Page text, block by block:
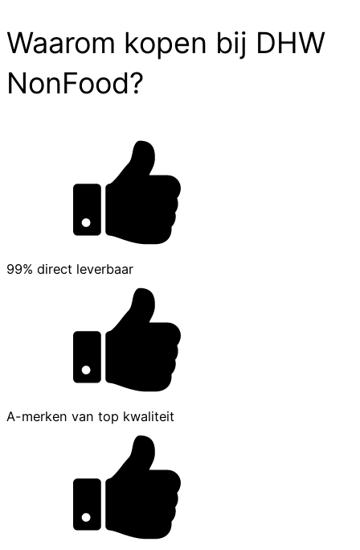
Waarom kopen bij DHW
NonFood?
99% direct leverbaar
A-merken van top kwaliteit